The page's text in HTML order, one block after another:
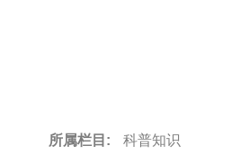
所属栏目: 科普知识